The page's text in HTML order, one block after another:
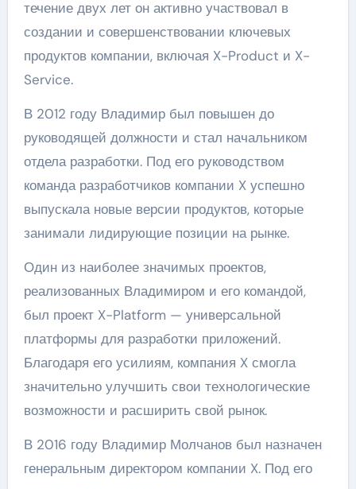
течение двух лет он активно участвовал в
создании и совершенствовании ключевых
продуктов компании, включая X-Product и X-
Service.
В 2012 году Владимир был повышен до
руководящей должности и стал начальником
отдела разработки. Под его руководством
команда разработчиков компании X успешно
выпускала новые версии продуктов, которые
занимали лидирующие позиции на рынке.
Один из наиболее значимых проектов,
реализованных Владимиром и его командой,
был проект X-Platform — универсальной
платформы для разработки приложений.
Благодаря его усилиям, компания X смогла
значительно улучшить свои технологические
возможности и расширить свой рынок.
В 2016 году Владимир Молчанов был назначен
генеральным директором компании X. Под его